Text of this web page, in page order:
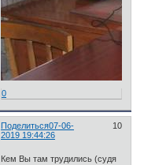
0
Поделиться 10
07-06-
2019 19:44:26
Кем Вы там трудились (судя